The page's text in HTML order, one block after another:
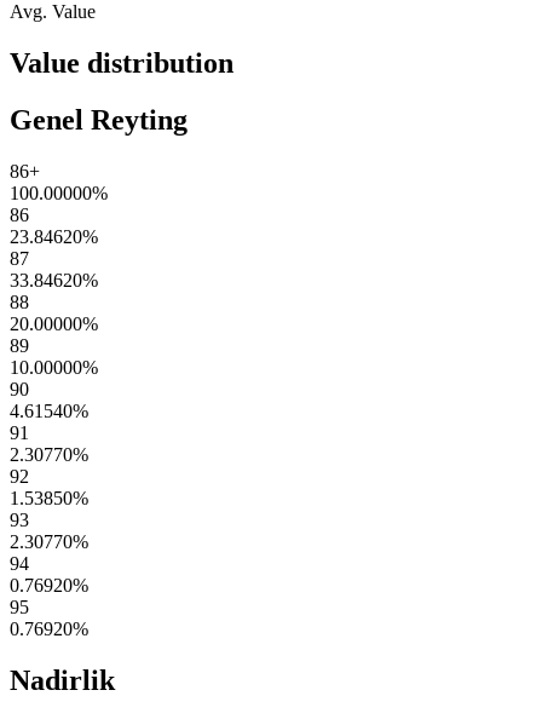
Avg. Value
Value distribution
Genel Reyting
86+
100.00000%
86
23.84620%
87
33.84620%
88
20.00000%
89
10.00000%
90
4.61540%
91
2.30770%
92
1.53850%
93
2.30770%
94
0.76920%
95
0.76920%
Nadirlik